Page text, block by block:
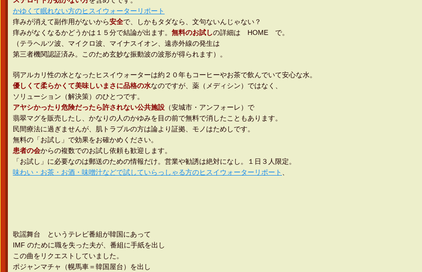
かゆくて眠れない方のヒスイウォーターリポート
痒みが消えて副作用がないから安全で、しかもタダなら、文句ないんじゃない？
痒みがなくなるかどうかは１５分で結論が出ます。 無料のお試しの詳細は HOME で。
（テラヘルツ波、マイクロ波、マイナスイオン、遠赤外線の発生は
第三者機関認証済み。このため玄妙な振動波の波形が得られます）。
弱アルカリ性の水となったヒスイウォーターは約２０年もコーヒーやお茶で飲んでいて安心な水。
優しくて柔らかくて美味しいまさに品格の水なのですが、薬（メディシン）ではなく、
ソリューション（解決策）のひとつです。
アヤシかったり危険だったら許されない公共施設 （安城市・アンフォーレ）で
翡翠マグを販売したし、かなりの人のかゆみを目の前で無料で消したこともあります。
民間療法に過ぎませんが、肌トラブルの方は論より証拠、モノはためしです。
無料の「お試し」で効果をお確かめください。
患者の会からの複数でのお試し依頼も歓迎します。
「お試し」に必要なのは郵送のための情報だけ。営業や勧誘は絶対になし。１日３人限定。
味わい・お茶・お酒・味噌汁などで試していらっしゃる方のヒスイウォーターリポート
歌謡舞台 というテレビ番組が韓国にあって
IMF のために職を失った夫が、番組に手紙を出し
この曲をリクエストしていました。
ポジャンマチャ（幌馬車＝韓国屋台）を出し